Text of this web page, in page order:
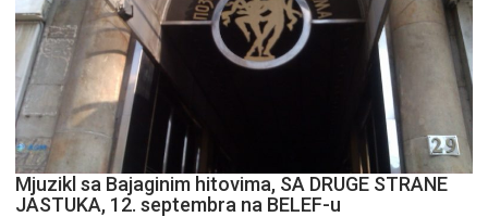
Mjuzikl sa Bajaginim hitovima, SA DRUGE STRANE
JASTUKA, 12. septembra na BELEF-u